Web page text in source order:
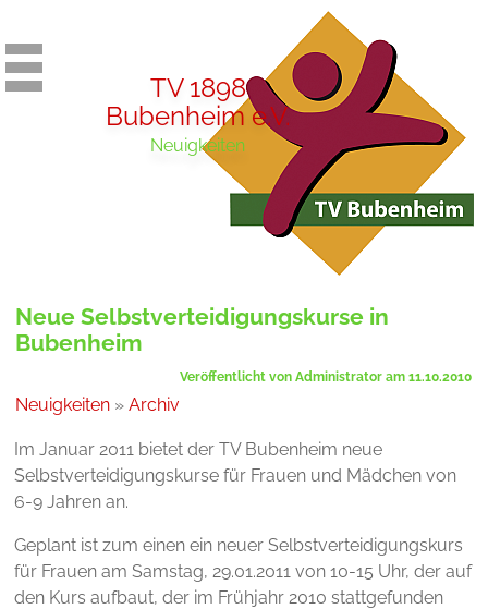
TV 1898
Bubenheim e.V.
Neuigkeiten
Neue Selbstverteidigungskurse in
Bubenheim
Veröffentlicht von Administrator am 11.10.2010
Neuigkeiten »Archiv
Im Januar 2011 bietet der TV Bubenheim neue
Selbstverteidigungskurse für Frauen und Mädchen von
6-9 Jahren an.
Geplant ist zum einen ein neuer Selbstverteidigungskurs
für Frauen am Samstag, 29.01.2011 von 10-15 Uhr, der auf
den Kurs aufbaut, der im Frühjahr 2010 stattgefunden